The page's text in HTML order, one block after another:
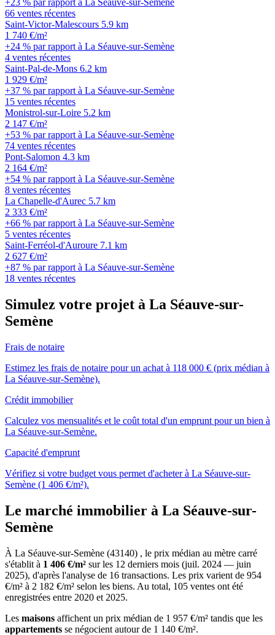
+23 % par rapport à La Séauve-sur-Semène
66 ventes récentes
Saint-Victor-Malescours 5.9 km
1 740 €/m²
+24 % par rapport à La Séauve-sur-Semène
4 ventes récentes
Saint-Pal-de-Mons 6.2 km
1 929 €/m²
+37 % par rapport à La Séauve-sur-Semène
15 ventes récentes
Monistrol-sur-Loire 5.2 km
2 147 €/m²
+53 % par rapport à La Séauve-sur-Semène
74 ventes récentes
Pont-Salomon 4.3 km
2 164 €/m²
+54 % par rapport à La Séauve-sur-Semène
8 ventes récentes
La Chapelle-d'Aurec 5.7 km
2 333 €/m²
+66 % par rapport à La Séauve-sur-Semène
5 ventes récentes
Saint-Ferréol-d'Auroure 7.1 km
2 627 €/m²
+87 % par rapport à La Séauve-sur-Semène
18 ventes récentes
Simulez votre projet à La Séauve-sur-
Semène
Frais de notaire
Estimez les frais de notaire pour un achat à 118 000 € (prix médian à
La Séauve-sur-Semène).
Crédit immobilier
Calculez vos mensualités et le coût total d'un emprunt pour un bien à
La Séauve-sur-Semène.
Capacité d'emprunt
Vérifiez si votre budget vous permet d'acheter à La Séauve-sur-
Semène (1 406 €/m²).
Le marché immobilier à La Séauve-sur-
Semène
À La Séauve-sur-Semène (43140) , le prix médian au mètre carré
s'établit à 1 406 €/m² sur les 12 derniers mois (juil. 2024 — juin
2025), d'après l'analyse de 16 transactions. Les prix varient de 954
€/m² à 2 182 €/m² selon les biens. Au total, 105 ventes ont été
enregistrées entre 2020 et 2025.
Les maisons affichent un prix médian de 1 957 €/m² tandis que les
appartements se négocient autour de 1 140 €/m².